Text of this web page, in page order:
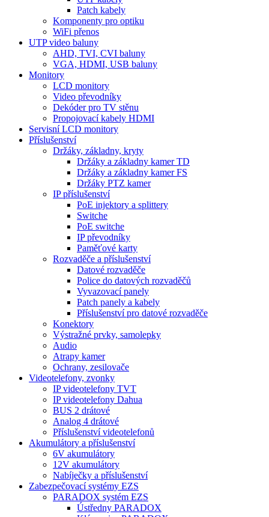
Patch kabely
Komponenty pro optiku
WiFi přenos
UTP video baluny
AHD, TVI, CVI baluny
VGA, HDMI, USB baluny
Monitory
LCD monitory
Video převodníky
Dekóder pro TV stěnu
Propojovací kabely HDMI
Servisní LCD monitory
Příslušenství
Držáky, základny, kryty
Držáky a základny kamer TD
Držáky a základny kamer FS
Držáky PTZ kamer
IP příslušenství
PoE injektory a splittery
Switche
PoE switche
IP převodníky
Paměťové karty
Rozvaděče a příslušenství
Datové rozvaděče
Police do datových rozvaděčů
Vyvazovací panely
Patch panely a kabely
Příslušenství pro datové rozvaděče
Konektory
Výstražné prvky, samolepky
Audio
Atrapy kamer
Ochrany, zesilovače
Videotelefony, zvonky
IP videotelefony TVT
IP videotelefony Dahua
BUS 2 drátové
Analog 4 drátové
Příslušenství videotelefonů
Akumulátory a příslušenství
6V akumulátory
12V akumulátory
Nabíječky a příslušenství
Zabezpečovací systémy EZS
PARADOX systém EZS
Ústředny PARADOX